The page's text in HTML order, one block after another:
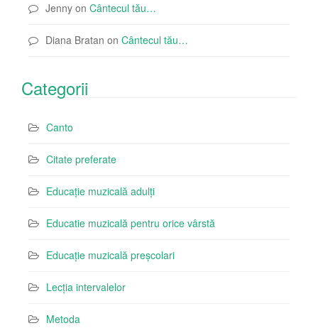
Jenny on Cântecul tău…
Diana Bratan on Cântecul tău…
Categorii
Canto
Citate preferate
Educație muzicală adulți
Educatie muzicală pentru orice vârstă
Educație muzicală preșcolari
Lecția intervalelor
Metoda